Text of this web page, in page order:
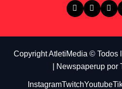
Copyright AtletiMedia © Todos
Newspaperup por
InstagramTwitchYoutube